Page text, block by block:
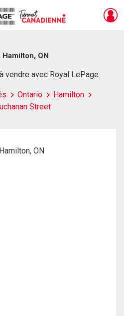
ON
vendre avec Royal LePage
Ontario
Hamilton
Street